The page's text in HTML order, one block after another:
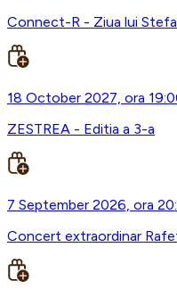
Connect-R - Ziua lui
18 October 2027, ora
ZESTREA - Editia a 3-a
7 September 2026, ora
Concert extraordinar